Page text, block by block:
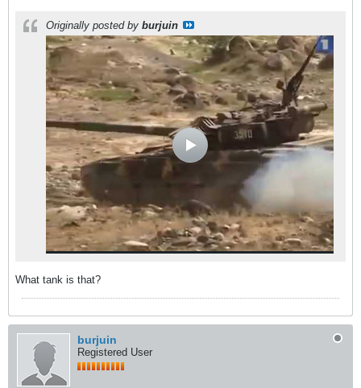
Originally posted by burjuin
What tank is that?
burjuin
Registered User